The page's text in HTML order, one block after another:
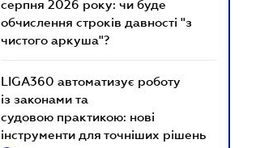
серпня 2026 року: чи буде
обчислення строків давності "з
чистого аркуша"?
LIGA360 автоматизує роботу
із законами та
судовою практикою: нові
інструменти для точніших рішень